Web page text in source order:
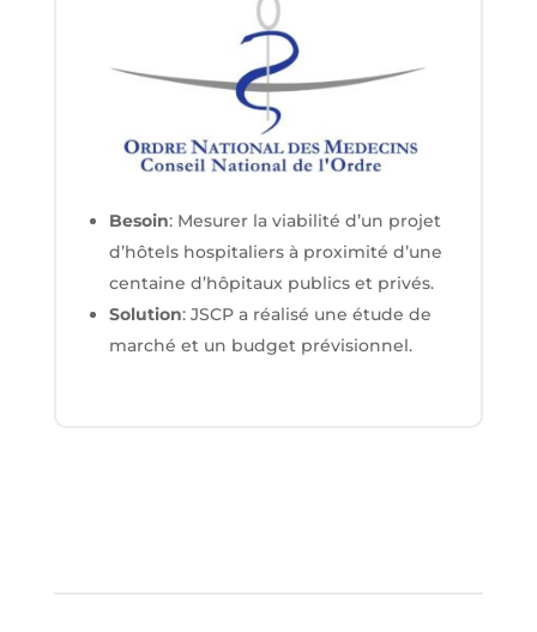
Besoin: Mesurer la viabilité d’un projet
d’hôtels hospitaliers à proximité d’une
centaine d’hôpitaux publics et privés.
Solution: JSCP a réalisé une étude de
marché et un budget prévisionnel.